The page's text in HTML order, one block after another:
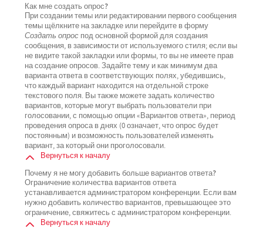
Как мне создать опрос?
При создании темы или редактировании первого сообщения
темы щёлкните на закладке или перейдите в форму
Создать опроспод основной формой для создания
сообщения, в зависимости от используемого стиля; если вы
не видите такой закладки или формы, то вы не имеете прав
на создание опросов. Задайте тему и как минимум два
варианта ответа в соответствующих полях, убедившись,
что каждый вариант находится на отдельной строке
текстового поля. Вы также можете задать количество
вариантов, которые могут выбрать пользователи при
голосовании, с помощью опции «Вариантов ответа», период
проведения опроса в днях (0 означает, что опрос будет
постоянным) и возможность пользователей изменять
вариант, за который они проголосовали.
Вернуться к началу
Почему я не могу добавить больше вариантов ответа?
Ограничение количества вариантов ответа
устанавливается администратором конференции. Если вам
нужно добавить количество вариантов, превышающее это
ограничение, свяжитесь с администратором конференции.
Вернуться к началу